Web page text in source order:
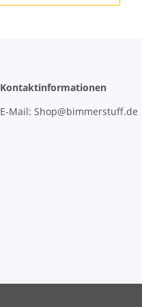
Kontaktinformationen
E-Mail: Shop@bimmerstuff.de